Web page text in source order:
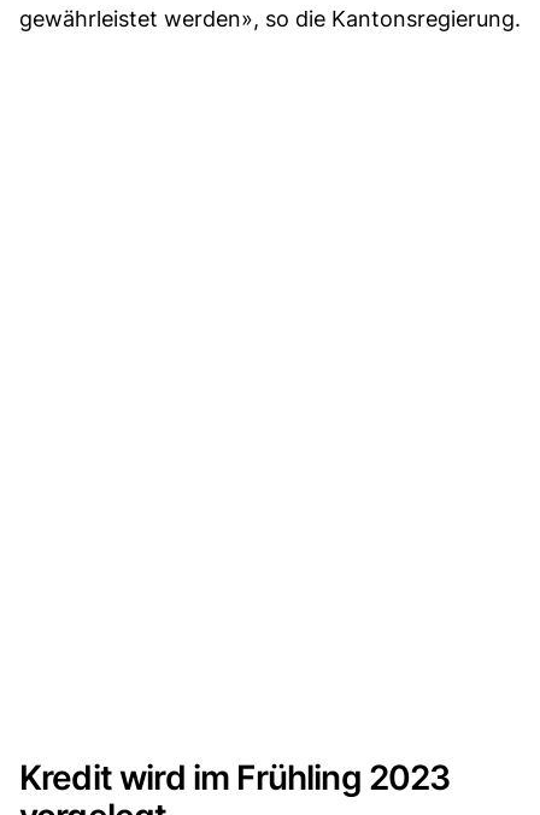
gewährleistet werden», so die Kantonsregierung.
Kredit wird im Frühling 2023